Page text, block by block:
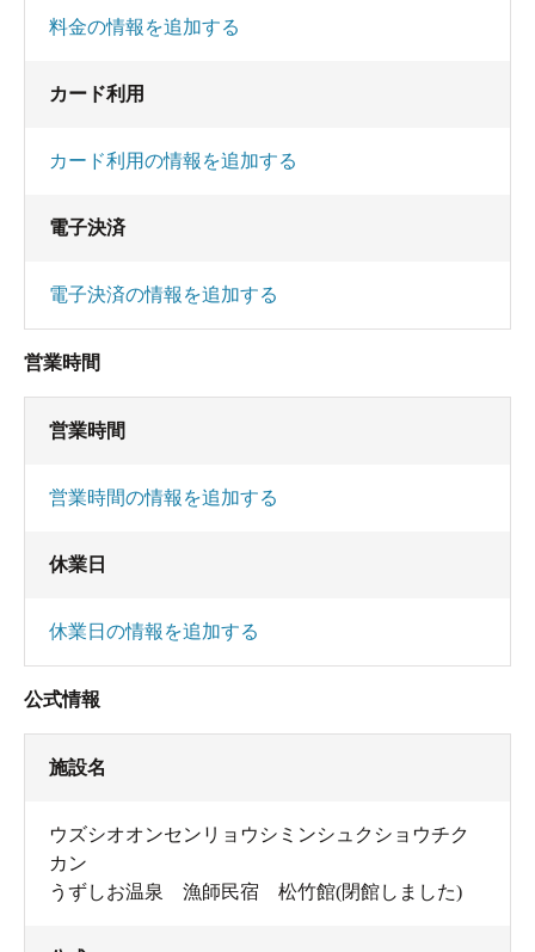
料金の情報を追加する
カード利用
カード利用の情報を追加する
電子決済
電子決済の情報を追加する
営業時間
営業時間
営業時間の情報を追加する
休業日
休業日の情報を追加する
公式情報
施設名
ウズシオオンセンリョウシミンシュクショウチク
カン
うずしお温泉 漁師民宿 松竹館(閉館しました)